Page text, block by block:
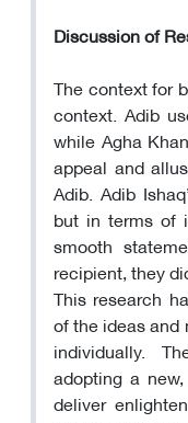
Discussion of
The context for
context. Adib
while Agha
appeal and
Adib. Adib
but in terms of
smooth
recipient, they
This research
of the ideas
individually.
adopting a
deliver